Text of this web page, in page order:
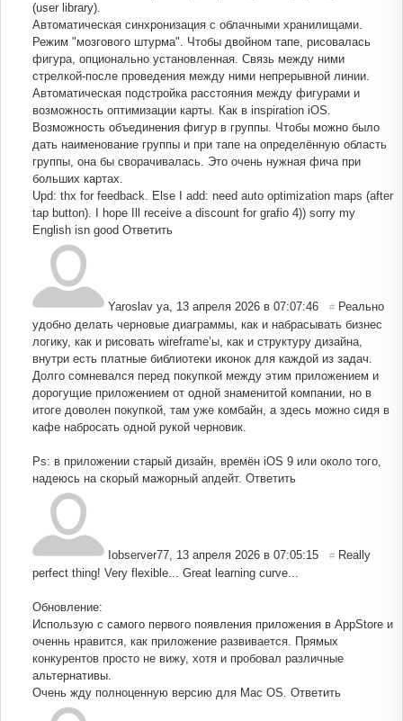
(user library).
Автоматическая синхронизация с облачными хранилищами.
Режим "мозгового штурма". Чтобы двойном тапе, рисовалась
фигура, опционально установленная. Связь между ними
стрелкой-после проведения между ними непрерывной линии.
Автоматическая подстройка расстояния между фигурами и
возможность оптимизации карты. Как в inspiration iOS.
Возможность объединения фигур в группы. Чтобы можно было
дать наименование группы и при тапе на определённую область
группы, она бы сворачивалась. Это очень нужная фича при
больших картах.
Upd: thx for feedback. Else I add: need auto optimization maps (after
tap button). I hope Ill receive a discount for grafio 4)) sorry my
English isn good Ответить
Yaroslav ya, 13 апреля 2026 в 07:07:46 # Реально
удобно делать черновые диаграммы, как и набрасывать бизнес
логику, как и рисовать wireframe’ы, как и структуру дизайна,
внутри есть платные библиотеки иконок для каждой из задач.
Долго сомневался перед покупкой между этим приложением и
дорогущие приложением от одной знаменитой компании, но в
итоге доволен покупкой, там уже комбайн, а здесь можно сидя в
кафе набросать одной рукой черновик.
Ps: в приложении старый дизайн, времён iOS 9 или около того,
надеюсь на скорый мажорный апдейт. Ответить
Iobserver77, 13 апреля 2026 в 07:05:15 # Really
perfect thing! Very flexible... Great learning curve...
Обновление:
Использую с самого первого появления приложения в AppStore и
оченнь нравится, как приложение развивается. Прямых
конкурентов просто не вижу, хотя и пробовал различные
альтернативы.
Очень жду полноценную версию для Mac OS. Ответить